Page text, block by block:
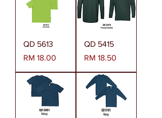
QD 5613
Harga
RM 18.00
QD 5415
Harga
RM 18.50